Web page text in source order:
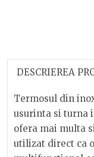
DESCRIEREA
Termosul din
usurinta si turna
ofera mai multa
utilizat direct ca